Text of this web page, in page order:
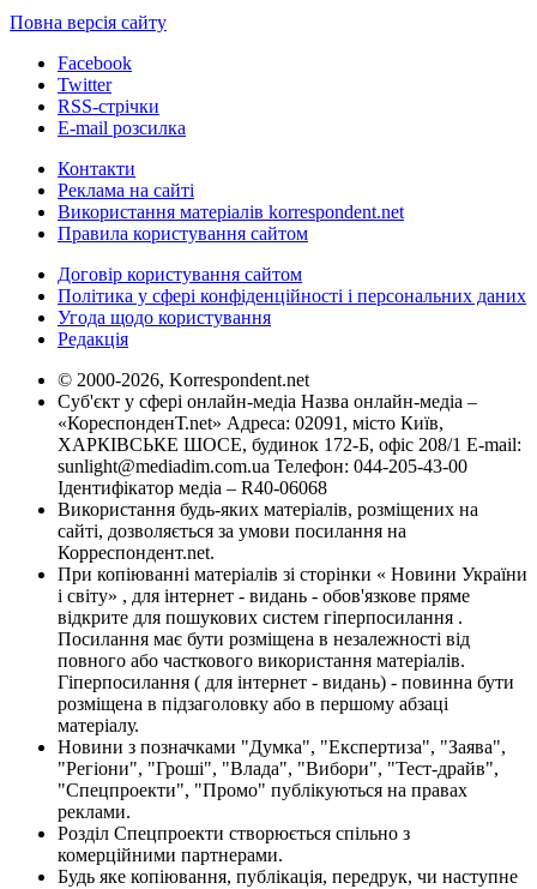
Повна версія сайту
Facebook
Twitter
RSS-стрічки
E-mail розсилка
Контакти
Реклама на сайті
Використання матеріалів korrespondent.net
Правила користування сайтом
Договір користування сайтом
Політика у сфері конфіденційності і персональних даних
Угода щодо користування
Редакція
© 2000-2026, Korrespondent.net
Суб'єкт у сфері онлайн-медіа Назва онлайн-медіа –
«КореспонденТ.net» Адреса: 02091, місто Київ,
ХАРКІВСЬКЕ ШОСЕ, будинок 172-Б, офіс 208/1 E-mail:
sunlight@mediadim.com.ua Телефон: 044-205-43-00
Ідентифікатор медіа – R40-06068
Використання будь-яких матеріалів, розміщених на
сайті, дозволяється за умови посилання на
Корреспондент.net.
При копіюванні матеріалів зі сторінки « Новини України
і світу» , для інтернет - видань - обов'язкове пряме
відкрите для пошукових систем гіперпосилання .
Посилання має бути розміщена в незалежності від
повного або часткового використання матеріалів.
Гіперпосилання ( для інтернет - видань) - повинна бути
розміщена в підзаголовку або в першому абзаці
матеріалу.
Новини з позначками "Думка", "Експертиза", "Заява",
"Регіони", "Гроші", "Влада", "Вибори", "Тест-драйв",
"Спецпроекти", "Промо" публікуються на правах
реклами.
Розділ Спецпроекти створюється спільно з
комерційними партнерами.
Будь яке копіювання, публікація, передрук, чи наступне